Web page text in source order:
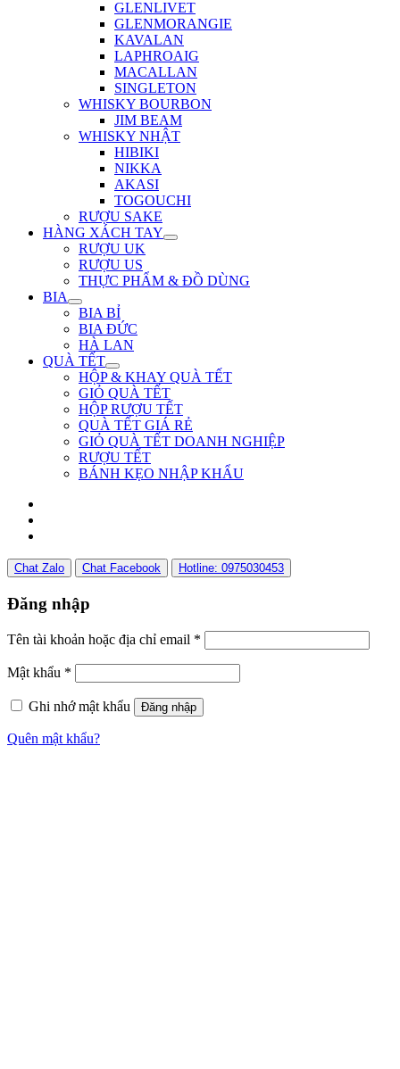
GLENLIVET
GLENMORANGIE
KAVALAN
LAPHROAIG
MACALLAN
SINGLETON
WHISKY BOURBON
JIM BEAM
WHISKY NHẬT
HIBIKI
NIKKA
AKASI
TOGOUCHI
RƯỢU SAKE
HÀNG XÁCH TAY
RƯỢU UK
RƯỢU US
THỰC PHẨM & ĐỒ DÙNG
BIA
BIA BỈ
BIA ĐỨC
HÀ LAN
QUÀ TẾT
HỘP & KHAY QUÀ TẾT
GIỎ QUÀ TẾT
HỘP RƯỢU TẾT
QUÀ TẾT GIÁ RẺ
GIỎ QUÀ TẾT DOANH NGHIỆP
RƯỢU TẾT
BÁNH KẸO NHẬP KHẨU
Chat Zalo Chat Facebook Hotline: 0975030453
Đăng nhập
Tên tài khoản hoặc địa chỉ email *
Mật khẩu *
Ghi nhớ mật khẩu Đăng nhập
Quên mật khẩu?